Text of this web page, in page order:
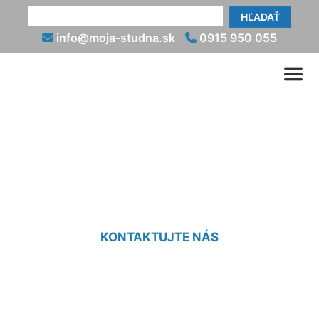
HĽADAŤ
info@moja-studna.sk 0915 950 055
KONTAKTUJTE NÁS